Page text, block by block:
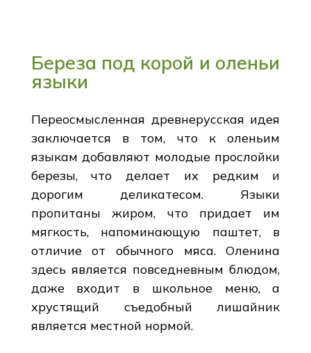
Береза под корой и оленьи
языки
Переосмысленная древнерусская идея
заключается в том, что к оленьим
языкам добавляют молодые прослойки
березы, что делает их редким и
дорогим деликатесом. Языки
пропитаны жиром, что придает им
мягкость, напоминающую паштет, в
отличие от обычного мяса. Оленина
здесь является повседневным блюдом,
даже входит в школьное меню, а
хрустящий съедобный лишайник
является местной нормой.